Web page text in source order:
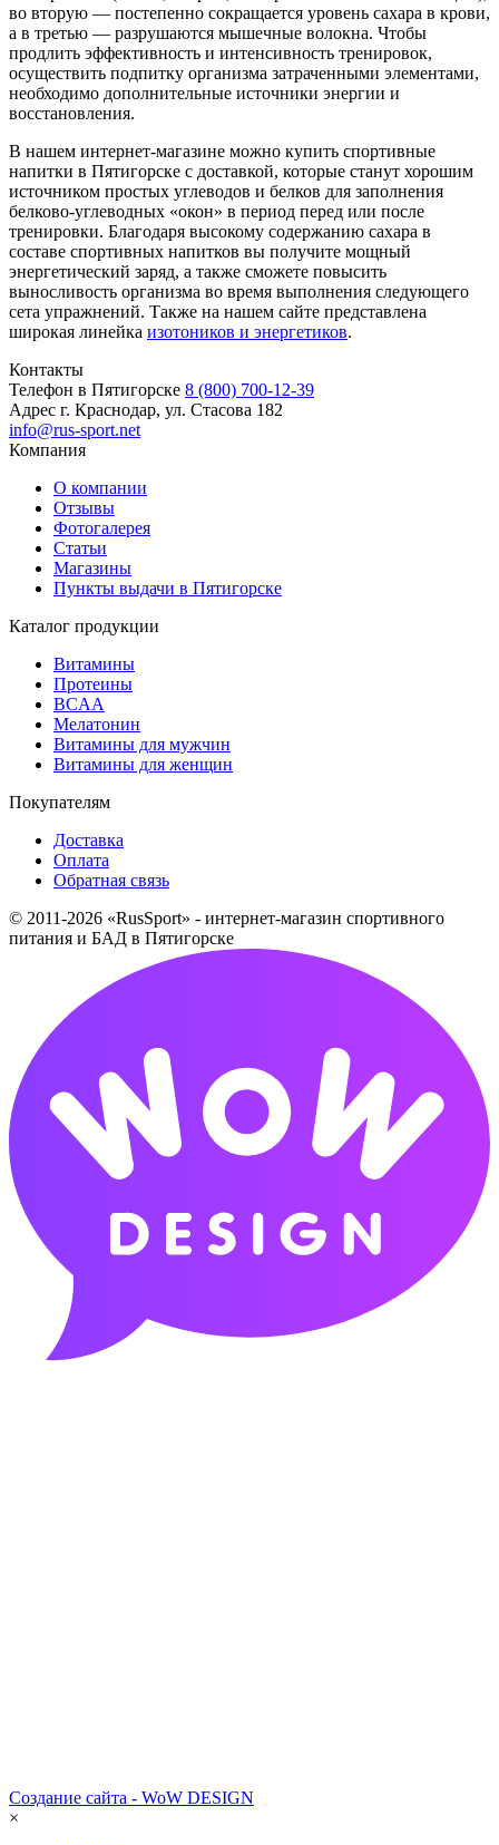
во вторую — постепенно сокращается уровень сахара в крови,
а в третью — разрушаются мышечные волокна. Чтобы
продлить эффективность и интенсивность тренировок,
осуществить подпитку организма затраченными элементами,
необходимо дополнительные источники энергии и
восстановления.
В нашем интернет-магазине можно купить спортивные
напитки в Пятигорске с доставкой, которые станут хорошим
источником простых углеводов и белков для заполнения
белково-углеводных «окон» в период перед или после
тренировки. Благодаря высокому содержанию сахара в
составе спортивных напитков вы получите мощный
энергетический заряд, а также сможете повысить
выносливость организма во время выполнения следующего
сета упражнений. Также на нашем сайте представлена
широкая линейка изотоников и энергетиков.
Контакты
Телефон в Пятигорске 8 (800) 700-12-39
Адрес г. Краснодар, ул. Стасова 182
info@rus-sport.net
Компания
О компании
Отзывы
Фотогалерея
Статьи
Магазины
Пункты выдачи в Пятигорске
Каталог продукции
Витамины
Протеины
BCAA
Мелатонин
Витамины для мужчин
Витамины для женщин
Покупателям
Доставка
Оплата
Обратная связь
© 2011-2026 «RusSport» - интернет-магазин спортивного
питания и БАД в Пятигорске
Создание сайта - WoW DESIGN
×